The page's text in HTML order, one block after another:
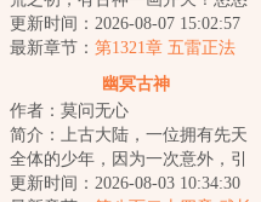
太古，有百家祖师，笑斩仙人。
蛮荒降临，有大...
更新时间：2026-08-07 15:02:57
最新章节： 第1321章 五雷正法
幽冥古神
作者：莫问无心
简介：上古大陆，一位拥有先天
全体的少年，因为一次意外，引
得黑珠入体，从而导致元力全
更新时间：2026-08-03 10:34:30